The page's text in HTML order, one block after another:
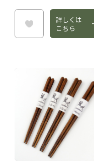
詳しくは
こちら